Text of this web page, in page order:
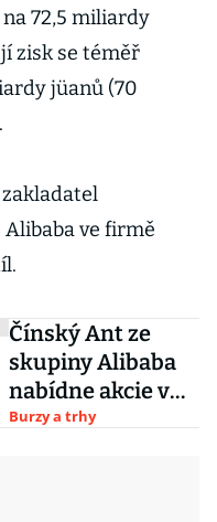
72,5 miliardy
zisk se téměř
jüanů (70
Alibaba ve firmě
Čínský Ant ze
skupiny Alibaba
nabídne akcie v
Hongkongu i
Burzy a trhy